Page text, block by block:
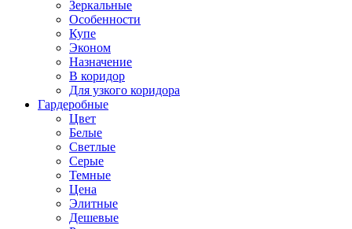
Зеркальные
Особенности
Купе
Эконом
Назначение
В коридор
Для узкого коридора
Гардеробные
Цвет
Белые
Светлые
Серые
Темные
Цена
Элитные
Дешевые